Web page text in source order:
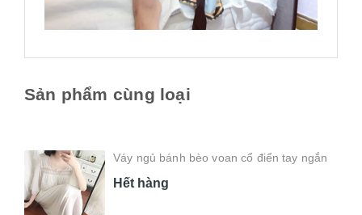
Sản phẩm cùng loại
Váy ngủ bánh bèo voan cổ điển tay ngắn
Hết hàng